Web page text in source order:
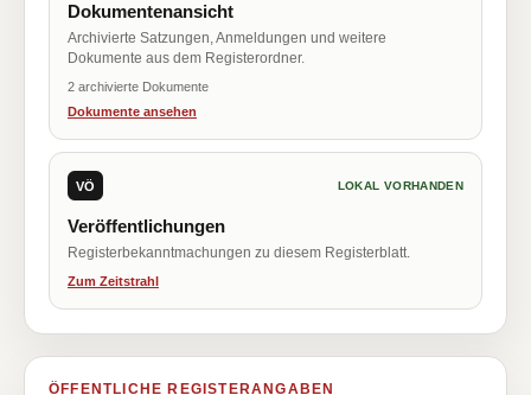
Dokumentenansicht
Archivierte Satzungen, Anmeldungen und weitere
Dokumente aus dem Registerordner.
2 archivierte Dokumente
Dokumente ansehen
VÖ LOKAL VORHANDEN
Veröffentlichungen
Registerbekanntmachungen zu diesem Registerblatt.
Zum Zeitstrahl
ÖFFENTLICHE REGISTERANGABEN